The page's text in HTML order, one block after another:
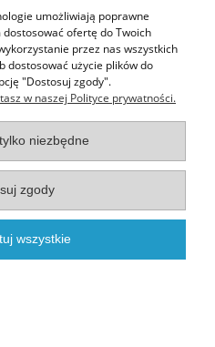
nas
Sklep internetowy shoper
wersję strony
umożliwiają poprawne
ofertę do Twoich
przez nas wszystkich
dostosować użycie plików do
"Dostosuj zgody".
w naszej Polityce prywatności.
niezbędne
zgody
wszystkie